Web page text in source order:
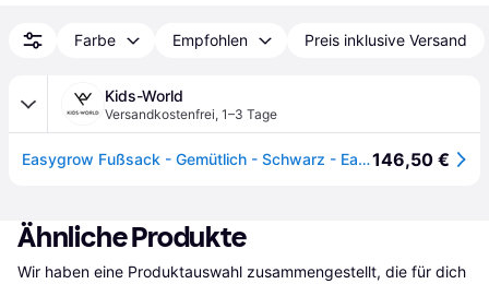
Farbe Empfohlen Preis inklusive Versand
Kids-World
Versandkostenfrei, 1–3 Tage
Easygrow Fußsack - Gemütlich - Schwarz - Easygrow - One Size - Fußsack146,50 €
Ähnliche Produkte
Wir haben eine Produktauswahl zusammengestellt, die für dich